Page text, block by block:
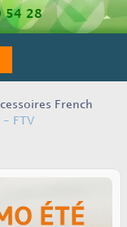
54 28
French
- FTV